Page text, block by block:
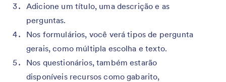
Adicione um título, uma descrição e as
perguntas.
Nos formulários, você verá tipos de pergunta
gerais, como múltipla escolha e texto.
Nos questionários, também estarão
disponíveis recursos como gabarito,